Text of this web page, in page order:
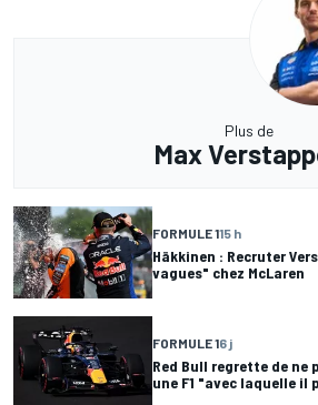
Plus de
Max
FORMULE 115 h
Häkkinen : Recruter
vagues" chez McLaren
FORMULE 16 j
Red Bull regrette de ne
une F1 "avec laquelle